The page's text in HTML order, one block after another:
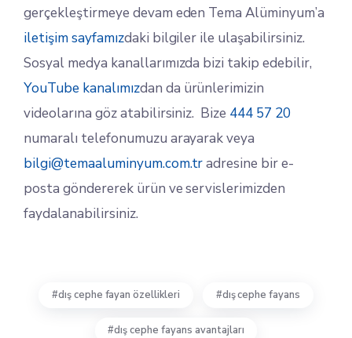
gerçekleştirmeye devam eden Tema Alüminyum’a
iletişim sayfamızdaki bilgiler ile ulaşabilirsiniz.
Sosyal medya kanallarımızda bizi takip edebilir,
YouTube kanalımızdan da ürünlerimizin
videolarına göz atabilirsiniz. Bize 444 57 20
numaralı telefonumuzu arayarak veya
bilgi@temaaluminyum.com.tradresine bir e-
posta göndererek ürün ve servislerimizden
faydalanabilirsiniz.
dış cephe fayan özellikleri dış cephe fayans
dış cephe fayans avantajları